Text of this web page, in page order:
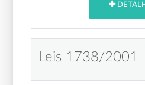
Leis 1738/2001